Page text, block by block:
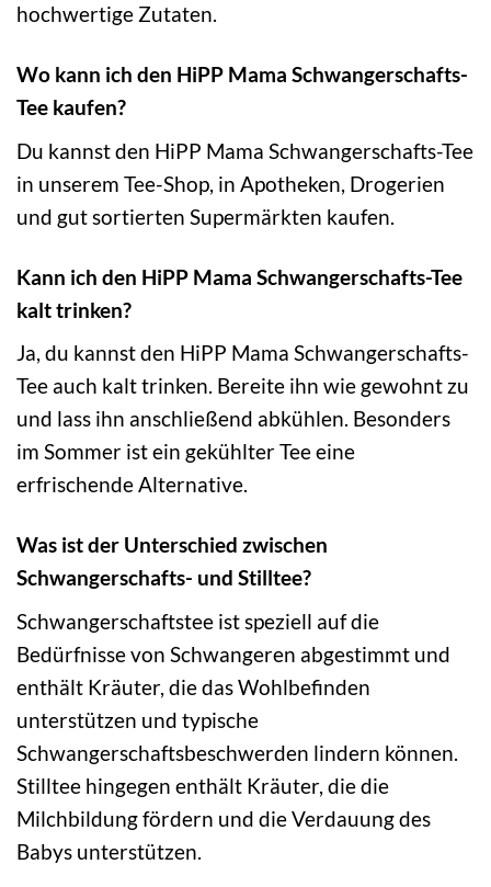
hochwertige Zutaten.
Wo kann ich den HiPP Mama Schwangerschafts-
Tee kaufen?
Du kannst den HiPP Mama Schwangerschafts-Tee
in unserem Tee-Shop, in Apotheken, Drogerien
und gut sortierten Supermärkten kaufen.
Kann ich den HiPP Mama Schwangerschafts-Tee
kalt trinken?
Ja, du kannst den HiPP Mama Schwangerschafts-
Tee auch kalt trinken. Bereite ihn wie gewohnt zu
und lass ihn anschließend abkühlen. Besonders
im Sommer ist ein gekühlter Tee eine
erfrischende Alternative.
Was ist der Unterschied zwischen
Schwangerschafts- und Stilltee?
Schwangerschaftstee ist speziell auf die
Bedürfnisse von Schwangeren abgestimmt und
enthält Kräuter, die das Wohlbefinden
unterstützen und typische
Schwangerschaftsbeschwerden lindern können.
Stilltee hingegen enthält Kräuter, die die
Milchbildung fördern und die Verdauung des
Babys unterstützen.